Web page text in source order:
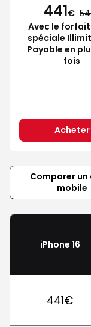
441€
Avec le
spéciale
Payable en
fois
Acheter
Comparer un
mobile
iPhone 16
441€